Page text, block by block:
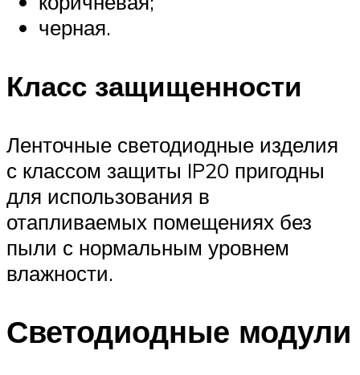
черная.
Класс защищенности
Ленточные светодиодные изделия
с классом защиты IP20 пригодны
для использования в
отапливаемых помещениях без
пыли с нормальным уровнем
влажности.
Светодиодные модули